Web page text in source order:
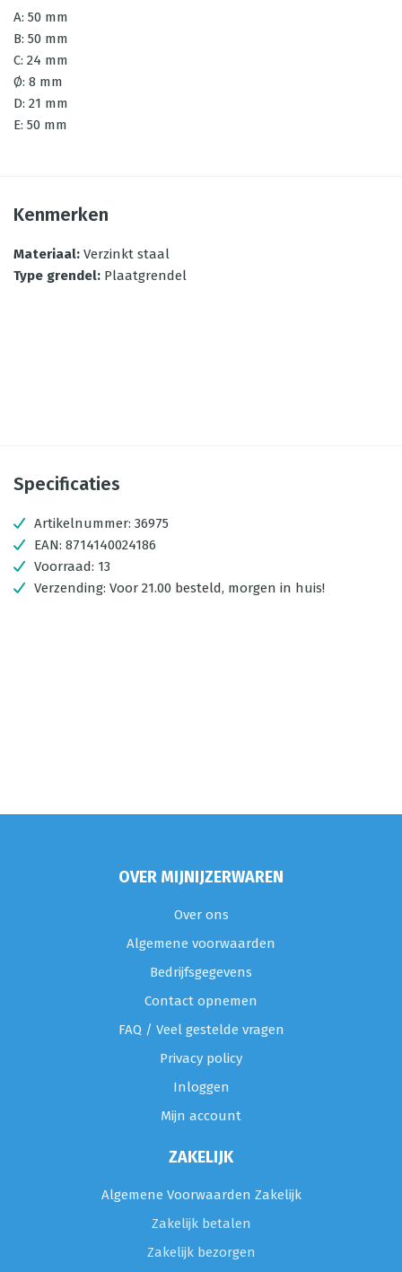
A: 50 mm
B: 50 mm
C: 24 mm
Ø: 8 mm
D: 21 mm
E: 50 mm
Kenmerken
Materiaal: Verzinkt staal
Type grendel: Plaatgrendel
Specificaties
Artikelnummer: 36975
EAN: 8714140024186
Voorraad: 13
Verzending: Voor 21.00 besteld, morgen in huis!
OVER MIJNIJZERWAREN
Over ons
Algemene voorwaarden
Bedrijfsgegevens
Contact opnemen
FAQ / Veel gestelde vragen
Privacy policy
Inloggen
Mijn account
ZAKELIJK
Algemene Voorwaarden Zakelijk
Zakelijk betalen
Zakelijk bezorgen